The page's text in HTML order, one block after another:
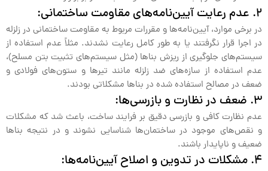
2. عدم رعایت آیین‌نامه‌های مقاومت ساختمانی:
در برخی موارد، آیین‌نامه‌ها و مقررات مربوط به مقاومت ساختمانی در زلزله
در اجرا قرار نگرفتند یا به طور کامل رعایت نشدند. مثلاً عدم استفاده از
سیستم‌های جلوگیری از ریزش بناها (مثل سیستم‌های تثبیت بتن مسلح)،
عدم استفاده از سازه‌های ضد زلزله مانند تیرها و ستون‌های فولادی و
ضعف در مصالح استفاده شده در بناها مشکلاتی بودند.
3. ضعف در نظارت و بازرسی‌ها:
عدم نظارت کافی و بازرسی دقیق بر فرایند ساخت، باعث شد که مشکلات
و نقص‌های موجود در ساختمان‌ها شناسایی نشوند و در نتیجه بناها
ضعیف و ناپایدار باشند.
4. مشکلات در تدوین و اصلاح آیین‌نامه‌ها: